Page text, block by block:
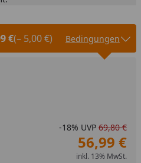
€(– 5,00 €) Bedingungen
verringern
manuell eingeben
um eins erhöhen
-18% UVP 69,80 €
56,99 €
inkl. 13% MwSt.